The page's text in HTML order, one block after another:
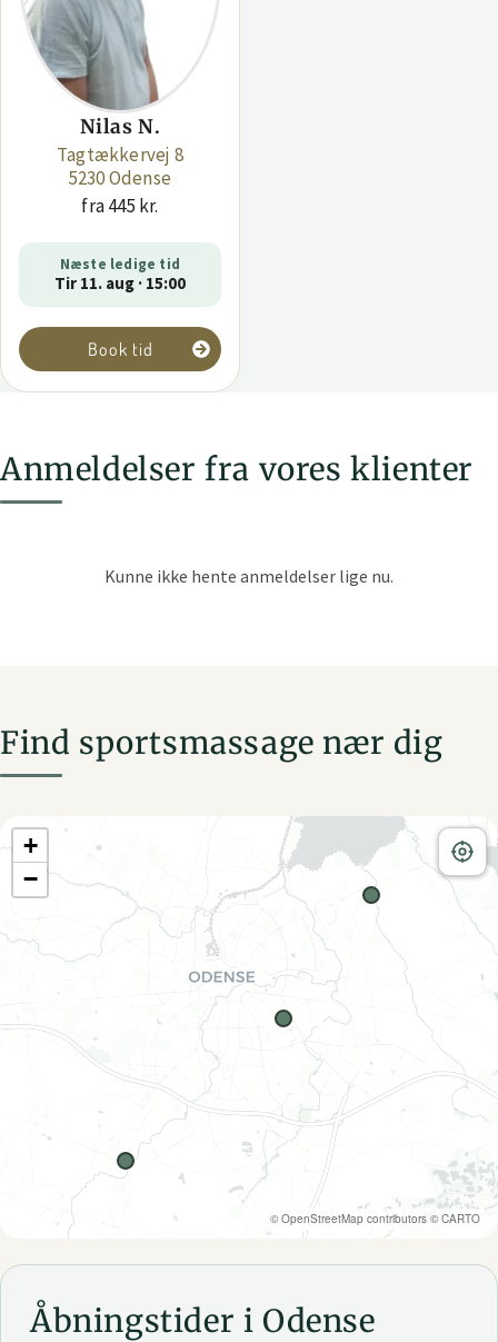
Nilas N.
Tagtækkervej 8
5230 Odense
fra 445 kr.
Næste ledige tid
Tir 11. aug · 15:00
Book tid
Anmeldelser fra vores klienter
Find sportsmassage nær dig
+
−
© OpenStreetMap contributors © CARTO
Åbningstider i Odense